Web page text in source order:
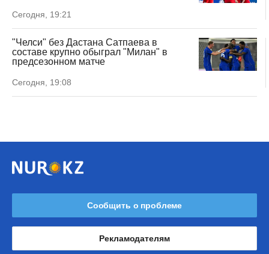
Сегодня, 19:21
"Челси" без Дастана Сатпаева в
составе крупно обыграл "Милан" в
предсезонном матче
Сегодня, 19:08
Сообщить о проблеме
Рекламодателям